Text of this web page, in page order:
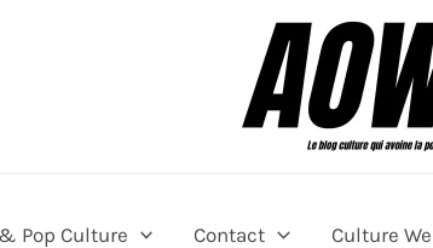
Pop Culture Contact Culture